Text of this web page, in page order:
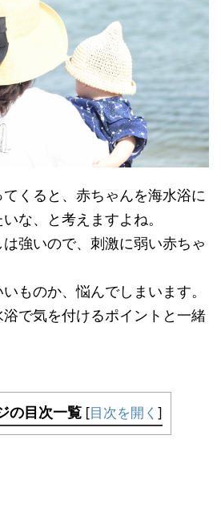
くると、赤ちゃんを海水浴に
な、と考えますよね。
強いので、刺激に弱い赤ちゃ
ものか、悩んでしまいます。
で気を付けるポイントと一緒
の目次一覧 [目次を開く ]